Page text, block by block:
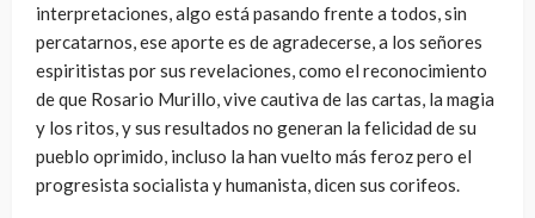
interpretaciones, algo está pasando frente a todos, sin
percatarnos, ese aporte es de agradecerse, a los señores
espiritistas por sus revelaciones, como el reconocimiento
de que Rosario Murillo, vive cautiva de las cartas, la magia
y los ritos, y sus resultados no generan la felicidad de su
pueblo oprimido, incluso la han vuelto más feroz pero el
progresista socialista y humanista, dicen sus corifeos.